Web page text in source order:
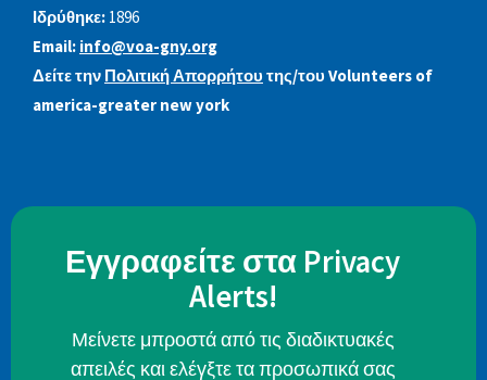
Ιδρύθηκε: 1896
Email: info@voa-gny.org
Δείτε την Πολιτική Απορρήτου της/του Volunteers of
america-greater new york
Εγγραφείτε στα Privacy
Alerts!
Μείνετε μπροστά από τις διαδικτυακές
απειλές και ελέγξτε τα προσωπικά σας